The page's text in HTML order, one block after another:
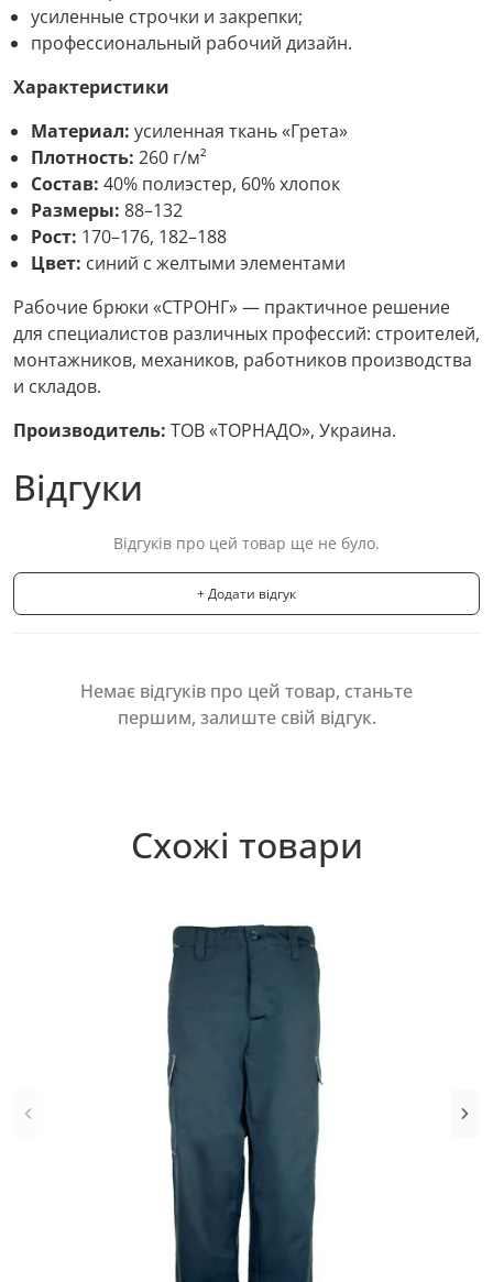
усиленные строчки и закрепки;
профессиональный рабочий дизайн.
Характеристики
Материал: усиленная ткань «Грета»
Плотность: 260 г/м²
Состав: 40% полиэстер, 60% хлопок
Размеры: 88–132
Рост: 170–176, 182–188
Цвет: синий с желтыми элементами
Рабочие брюки «СТРОНГ» — практичное решение
для специалистов различных профессий: строителей,
монтажников, механиков, работников производства
и складов.
Производитель: ТОВ «ТОРНАДО», Украина.
Відгуки
Відгуків про цей товар ще не було.
+ Додати відгук
Немає відгуків про цей товар, станьте
першим, залиште свій відгук.
Схожі товари